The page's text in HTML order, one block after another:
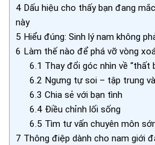
4 Dấu hiệu cho thấy bạn đang
này
5 Hiểu đúng: Sinh lý nam không
6 Làm thế nào để phá vỡ vòng
6.1 Thay đổi góc nhìn về “thất
6.2 Ngưng tự soi – tập trung
6.3 Chia sẻ với bạn tình
6.4Điều chỉnh lối sống
6.5 Tìm tư vấn chuyên môn
7 Thông điệp dành cho nam giới